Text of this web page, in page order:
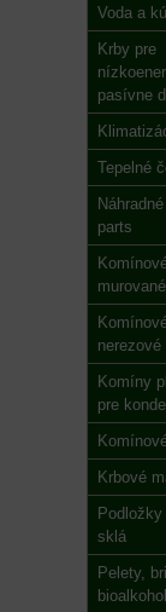
Voda a
Krby pre
pasívne
Tepelné
parts
Komíny
pre
Krbové
sklá
Pelety,
bioalkohol